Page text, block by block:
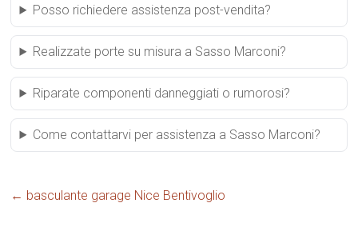
Posso richiedere assistenza post-vendita?
Realizzate porte su misura a Sasso Marconi?
Riparate componenti danneggiati o rumorosi?
Come contattarvi per assistenza a Sasso Marconi?
← basculante garage Nice Bentivoglio